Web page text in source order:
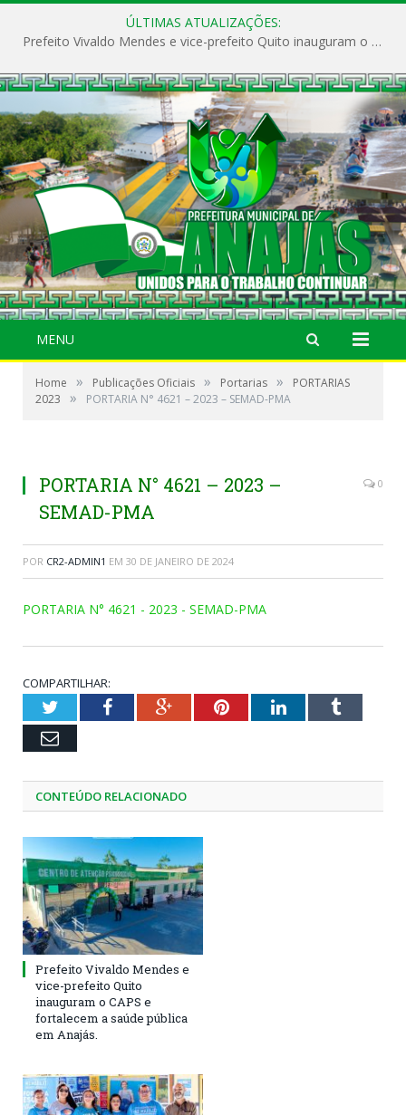
ÚLTIMAS ATUALIZAÇÕES:
Prefeito Vivaldo Mendes e vice-prefeito Quito inauguram o CAPS e fortalecem a saúde pública em Anajás.
MENU
Home » Publicações Oficiais » Portarias »
PORTARIAS
2023
» PORTARIA N° 4621 – 2023 – SEMAD-PMA
PORTARIA N° 4621 – 2023 –
SEMAD-PMA
0
POR CR2-ADMIN1 EM 30 DE JANEIRO DE 2024
PORTARIA N° 4621 - 2023 - SEMAD-PMA
COMPARTILHAR:
TwitterFacebookGoogle+PinterestLinkedInTumblr
Email
CONTEÚDO RELACIONADO
Prefeito Vivaldo Mendes e
vice-prefeito Quito
inauguram o CAPS e
fortalecem a saúde pública
em Anajás.